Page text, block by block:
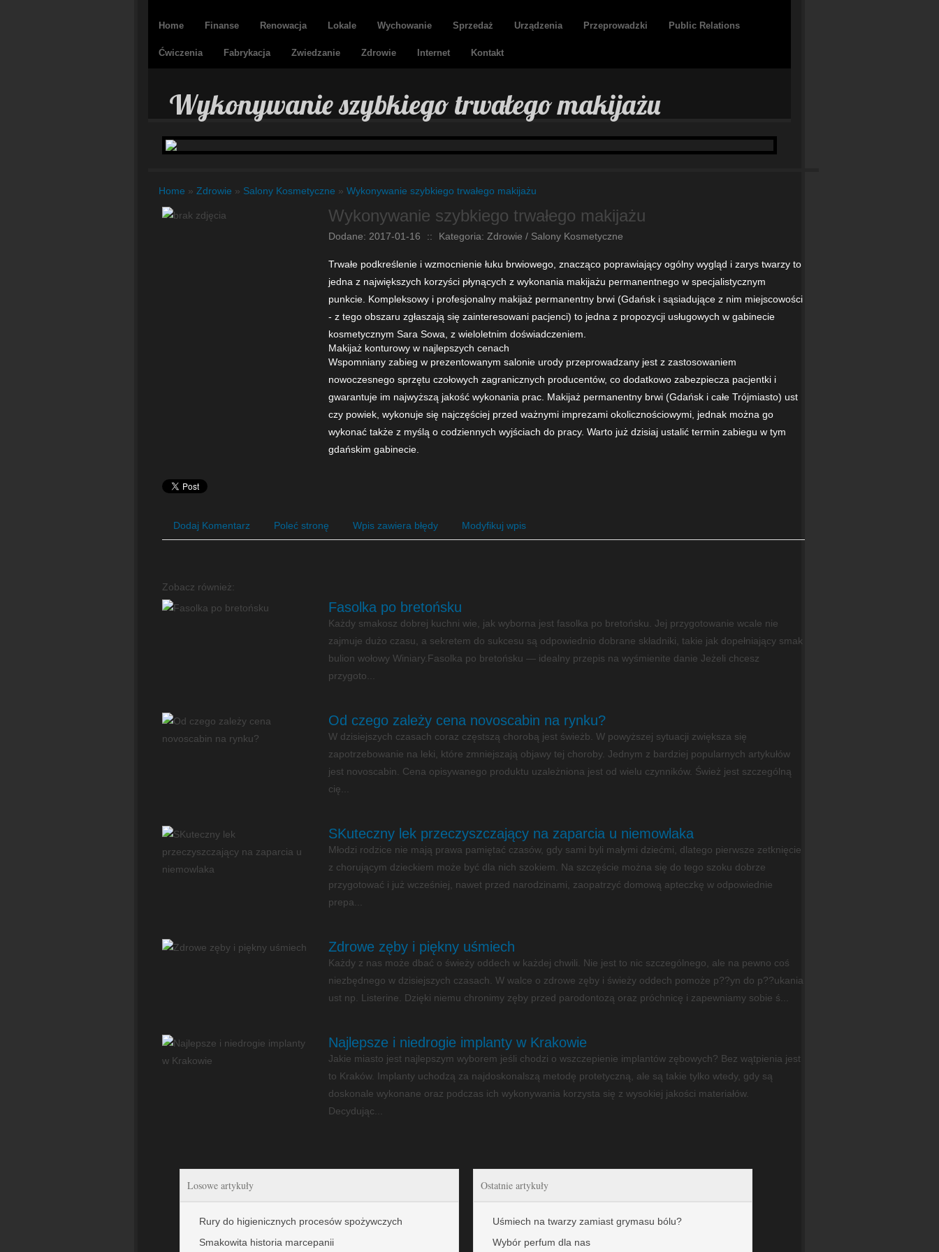
Home Finanse Renowacja Lokale Wychowanie Sprzedaż Urządzenia Przeprowadzki Public Relations
Ćwiczenia Fabrykacja Zwiedzanie Zdrowie Internet Kontakt
Wykonywanie szybkiego trwałego makijażu
Home » Zdrowie » Salony Kosmetyczne » Wykonywanie szybkiego trwałego makijażu
Wykonywanie szybkiego trwałego makijażu
Dodane: 2017-01-16 :: Kategoria: Zdrowie / Salony Kosmetyczne
Trwałe podkreślenie i wzmocnienie łuku brwiowego, znacząco poprawiający ogólny wygląd i zarys twarzy to
jedna z największych korzyści płynących z wykonania makijażu permanentnego w specjalistycznym
punkcie. Kompleksowy i profesjonalny makijaż permanentny brwi (Gdańsk i sąsiadujące z nim miejscowości
- z tego obszaru zgłaszają się zainteresowani pacjenci) to jedna z propozycji usługowych w gabinecie
kosmetycznym Sara Sowa, z wieloletnim doświadczeniem.
Makijaż konturowy w najlepszych cenach
Wspomniany zabieg w prezentowanym salonie urody przeprowadzany jest z zastosowaniem
nowoczesnego sprzętu czołowych zagranicznych producentów, co dodatkowo zabezpiecza pacjentki i
gwarantuje im najwyższą jakość wykonania prac. Makijaż permanentny brwi (Gdańsk i całe Trójmiasto) ust
czy powiek, wykonuje się najczęściej przed ważnymi imprezami okolicznościowymi, jednak można go
wykonać także z myślą o codziennych wyjściach do pracy. Warto już dzisiaj ustalić termin zabiegu w tym
gdańskim gabinecie.
Dodaj Komentarz Poleć stronę Wpis zawiera błędy Modyfikuj wpis
Zobacz również:
Fasolka po bretońsku
Każdy smakosz dobrej kuchni wie, jak wyborna jest fasolka po bretońsku. Jej przygotowanie wcale nie
zajmuje dużo czasu, a sekretem do sukcesu są odpowiednio dobrane składniki, takie jak dopełniający smak
bulion wołowy Winiary.Fasolka po bretońsku — idealny przepis na wyśmienite danie Jeżeli chcesz
przygoto...
Od czego zależy cena novoscabin na rynku?
W dzisiejszych czasach coraz częstszą chorobą jest świeżb. W powyższej sytuacji zwiększa się
zapotrzebowanie na leki, które zmniejszają objawy tej choroby. Jednym z bardziej popularnych artykułów
jest novoscabin. Cena opisywanego produktu uzależniona jest od wielu czynników. Śwież jest szczególną
cię...
SKuteczny lek przeczyszczający na zaparcia u niemowlaka
Młodzi rodzice nie mają prawa pamiętać czasów, gdy sami byli małymi dziećmi, dlatego pierwsze zetknięcie
z chorującym dzieckiem może być dla nich szokiem. Na szczęście można się do tego szoku dobrze
przygotować i już wcześniej, nawet przed narodzinami, zaopatrzyć domową apteczkę w odpowiednie
prepa...
Zdrowe zęby i piękny uśmiech
Każdy z nas może dbać o świeży oddech w każdej chwili. Nie jest to nic szczególnego, ale na pewno coś
niezbędnego w dzisiejszych czasach. W walce o zdrowe zęby i świeży oddech pomoże p??yn do p??ukania
ust np. Listerine. Dzięki niemu chronimy zęby przed parodontozą oraz próchnicę i zapewniamy sobie ś...
Najlepsze i niedrogie implanty w Krakowie
Jakie miasto jest najlepszym wyborem jeśli chodzi o wszczepienie implantów zębowych? Bez wątpienia jest
to Kraków. Implanty uchodzą za najdoskonalszą metodę protetyczną, ale są takie tylko wtedy, gdy są
doskonale wykonane oraz podczas ich wykonywania korzysta się z wysokiej jakości materiałów.
Decydując...
Losowe artykuły
Rury do higienicznych procesów spożywczych
Smakowita historia marcepanii
Ostatnie artykuły
Uśmiech na twarzy zamiast grymasu bólu?
Wybór perfum dla nas